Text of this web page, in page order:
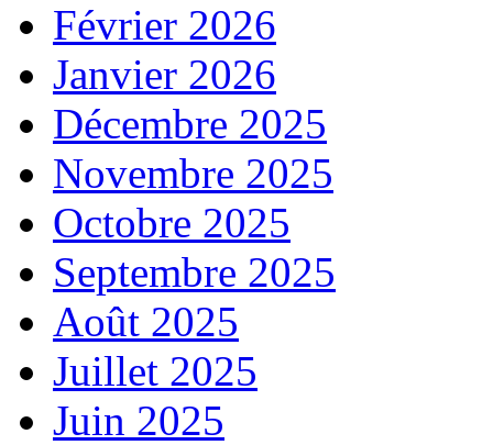
Février 2026
Janvier 2026
Décembre 2025
Novembre 2025
Octobre 2025
Septembre 2025
Août 2025
Juillet 2025
Juin 2025